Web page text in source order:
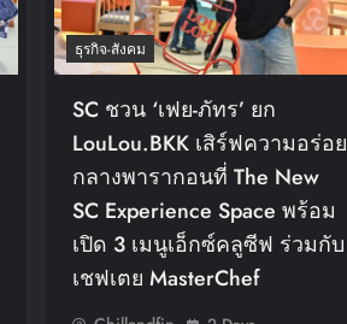
ธุรกิจ-สังคม
SC ชวน ‘เฟย-ภัทร’ ยก
LouLou.BKK เสิร์ฟความอร่อย
กลางพารากอนที่ The New
SC Experience Space พร้อม
เปิด 3 เมนูเอ็กซ์คลูซีฟ ร่วมกับ
เชฟเตย MasterChef